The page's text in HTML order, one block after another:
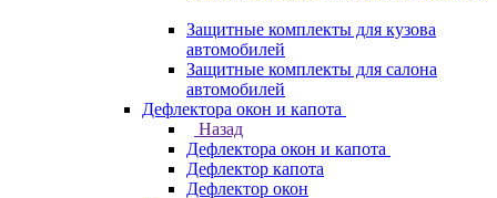
Защитные комплекты для кузова
автомобилей
Защитные комплекты для салона
автомобилей
Дефлектора окон и капота
Назад
Дефлектора окон и капота
Дефлектор капота
Дефлектор окон